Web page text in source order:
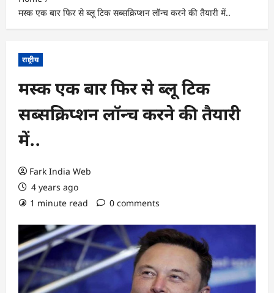
मस्क एक बार फिर से ब्लू टिक सब्सक्रिप्शन लॉन्च करने की तैयारी में..
राष्ट्रीय
मस्क एक बार फिर से ब्लू टिक
सब्सक्रिप्शन लॉन्च करने की तैयारी
में..
Fark India Web
4 years ago
1 minute read
0 comments